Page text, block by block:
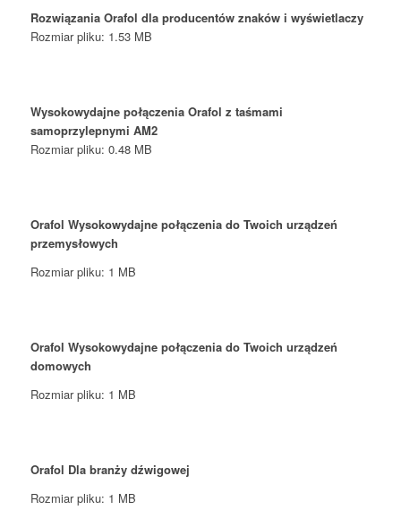
Rozwiązania Orafol dla producentów znaków i wyświetlaczy
Rozmiar pliku: 1.53 MB
Wysokowydajne połączenia Orafol z taśmami
samoprzylepnymi AM2
Rozmiar pliku: 0.48 MB
Orafol Wysokowydajne połączenia do Twoich urządzeń
przemysłowych
Rozmiar pliku: 1 MB
Orafol Wysokowydajne połączenia do Twoich urządzeń
domowych
Rozmiar pliku: 1 MB
Orafol Dla branży dźwigowej
Rozmiar pliku: 1 MB